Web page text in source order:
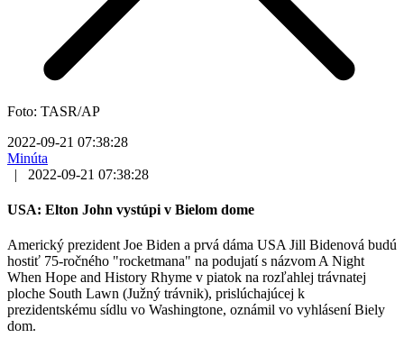
Foto: TASR/AP
2022-09-21 07:38:28
Minúta
|
2022-09-21 07:38:28
USA: Elton John vystúpi v Bielom dome
Americký prezident Joe Biden a prvá dáma USA Jill Bidenová budú
hostiť 75-ročného "rocketmana" na podujatí s názvom A Night
When Hope and History Rhyme v piatok na rozľahlej trávnatej
ploche South Lawn (Južný trávnik), prislúchajúcej k
prezidentskému sídlu vo Washingtone, oznámil vo vyhlásení Biely
dom.